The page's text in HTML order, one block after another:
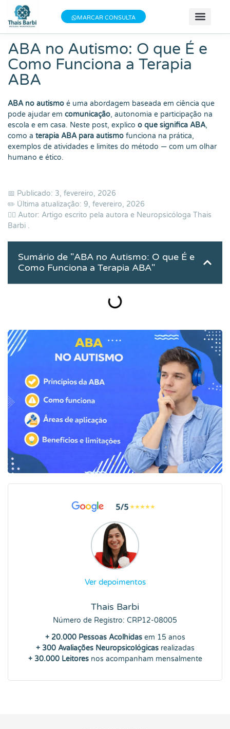
Baixe meu E-book gratuito "3 Técnicas do
Bem-estar"!
Baixe aqui
MARCAR CONSULTA
ABA no Autismo: O que É e
Como Funciona a Terapia
ABA
ABA no autismo é uma abordagem baseada em ciência que
pode ajudar em comunicação, autonomia e participação na
escola e em casa. Neste post, explico o que significa ABA,
como a terapia ABA para autismo funciona na prática,
exemplos de atividades e limites do método — com um olhar
humano e ético.
📅 Publicado: 3, fevereiro, 2026
✏️ Última atualização: 9, fevereiro, 2026
👨‍⚕️ Autor: Artigo escrito pela autora e Neuropsicóloga Thais
Barbi .
Sumário de "ABA no Autismo: O que É e
Como Funciona a Terapia ABA"
Ver depoimentos
Thais Barbi
Número de Registro: CRP12-08005
+ 20.000 Pessoas Acolhidas em 15 anos
+ 300 Avaliações Neuropsicológicasrealizadas
+ 30.000 Leitoresnos acompanham mensalmente